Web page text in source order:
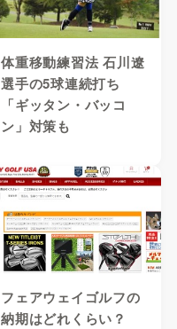
体重移動練習法 石川遼
選手の5球連続打ち
「ギッタン・バッコ
ン」対策も
フェアウェイゴルフの
納期はどれくらい？